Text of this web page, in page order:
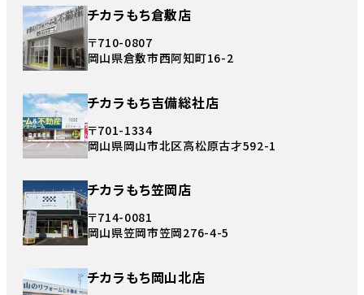
チカラもち倉敷店
〒710-0807
岡山県倉敷市西阿知町16-2
チカラもち吉備総社店
〒701-1334
岡山県岡山市北区高松原古才592-1
チカラもち笠岡店
〒714-0081
岡山県笠岡市笠岡276-4-5
チカラもち岡山北店